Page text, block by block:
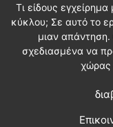
Τι είδους
κύκλου; Σε αυτό το
μιαν
σχεδιασμένα να
χώρας